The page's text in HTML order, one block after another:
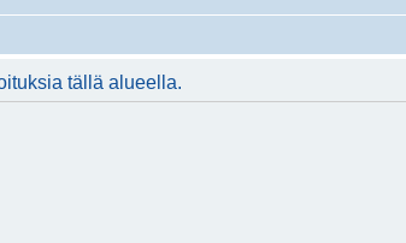
tällä alueella.